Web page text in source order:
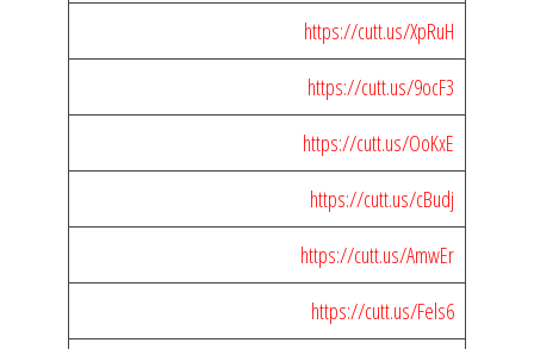
https://cutt.us/XpRuH
https://cutt.us/9ocF3
https://cutt.us/OoKxE
https://cutt.us/cBudj
https://cutt.us/AmwEr
https://cutt.us/Fels6